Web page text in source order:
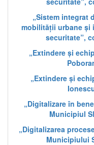
„Sistem integrat
mobilității urbane și
securitate”,
„Extindere și
„Extindere și
„Digitalizare în
Municipiul
„Digitalizarea
Municipiului